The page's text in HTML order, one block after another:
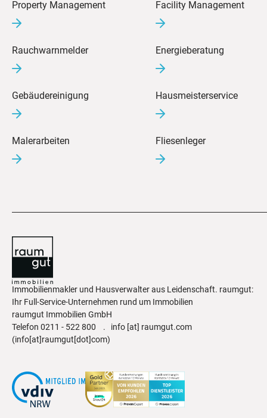
Property Management Facility Management
Rauchwarnmelder Energieberatung
Gebäudereinigung Hausmeisterservice
Malerarbeiten Fliesenleger
Immobilienmakler und Hausverwalter aus Leidenschaft. raumgut:
Ihr Full-Service-Unternehmen rund um Immobilien
raumgut Immobilien GmbH
Telefon 0211 - 522 800 . info [at] raumgut.com
(info[at]raumgut[dot]com)